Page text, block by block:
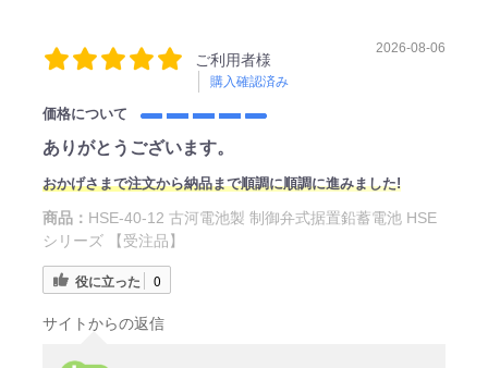
ご利用者様
購入確認済み
2026-08-06
価格について
ありがとうございます。
おかげさまで注文から納品まで順調に順調に進みました!
商品： HSE-40-12 古河電池製 制御弁式据置鉛蓄電池 HSE
シリーズ 【受注品】
役に立った 0
サイトからの返信